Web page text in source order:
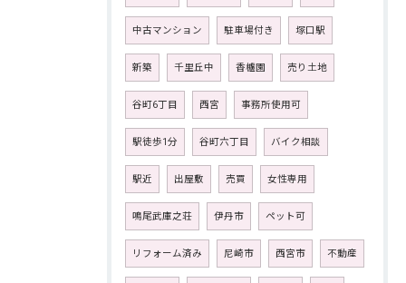
中古マンション 駐車場付き 塚口駅
新築 千里丘中 香櫨園 売り土地
谷町6丁目 西宮 事務所使用可
駅徒歩1分 谷町六丁目 バイク相談
駅近 出屋敷 売買 女性専用
鳴尾武庫之荘 伊丹市 ペット可
リフォーム済み 尼崎市 西宮市 不動産